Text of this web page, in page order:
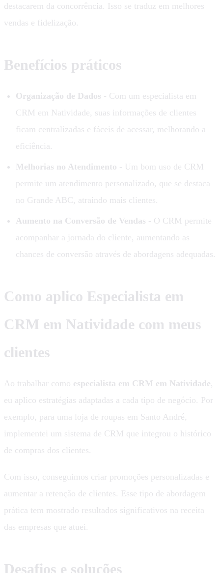
destacarem da concorrência. Isso se traduz em melhores
vendas e fidelização.
Benefícios práticos
Organização de Dados - Com um especialista em
CRM em Natividade, suas informações de clientes
ficam centralizadas e fáceis de acessar, melhorando a
eficiência.
Melhorias no Atendimento - Um bom uso de CRM
permite um atendimento personalizado, que se destaca
no Grande ABC, atraindo mais clientes.
Aumento na Conversão de Vendas - O CRM permite
acompanhar a jornada do cliente, aumentando as
chances de conversão através de abordagens adequadas.
Como aplico Especialista em
CRM em Natividade com meus
clientes
Ao trabalhar como especialista em CRM em Natividade,
eu aplico estratégias adaptadas a cada tipo de negócio. Por
exemplo, para uma loja de roupas em Santo André,
implementei um sistema de CRM que integrou o histórico
de compras dos clientes.
Com isso, conseguimos criar promoções personalizadas e
aumentar a retenção de clientes. Esse tipo de abordagem
prática tem mostrado resultados significativos na receita
das empresas que atuei.
Desafios e soluções